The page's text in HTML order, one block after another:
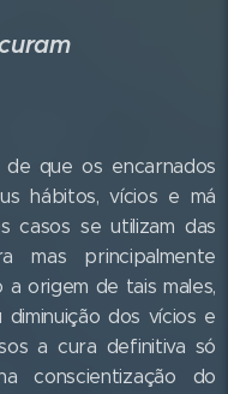
que os encarnados
hábitos, vícios e má
casos se utilizam das
mas principalmente
origem de tais males,
dos vícios e
a cura definitiva só
conscientização do